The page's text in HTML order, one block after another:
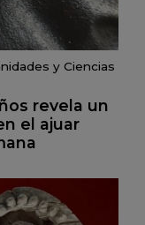
y Ciencias
revela un
el ajuar